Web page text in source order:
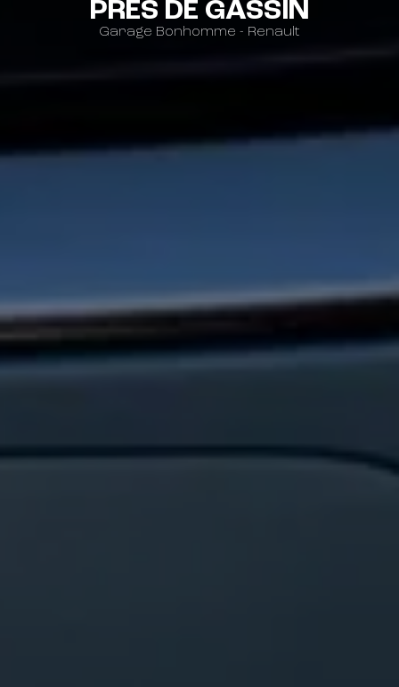
PRÈS DE GASSIN
Garage Bonhomme - Renault